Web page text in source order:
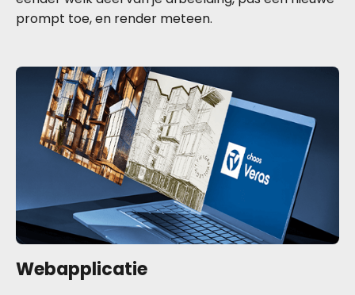
prompt toe, en render meteen.
Webapplicatie